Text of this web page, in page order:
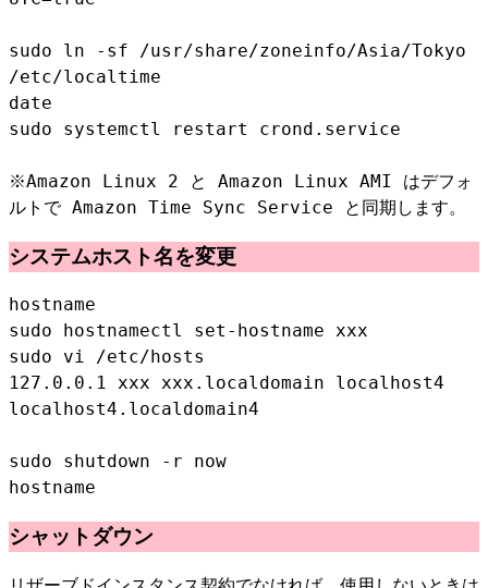
sudo ln -sf /usr/share/zoneinfo/Asia/Tokyo
/etc/localtime
date
sudo systemctl restart crond.service
※Amazon Linux 2 と Amazon Linux AMI はデフォ
ルトで Amazon Time Sync Service と同期します。
システムホスト名を変更
hostname
sudo hostnamectl set-hostname xxx
sudo vi /etc/hosts
127.0.0.1 xxx xxx.localdomain localhost4
localhost4.localdomain4
sudo shutdown -r now
hostname
シャットダウン